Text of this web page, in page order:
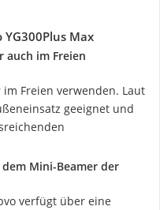
Max
auch im Freien
Freien verwenden. Laut
geeignet und
Mini-Beamer der
verfügt über eine